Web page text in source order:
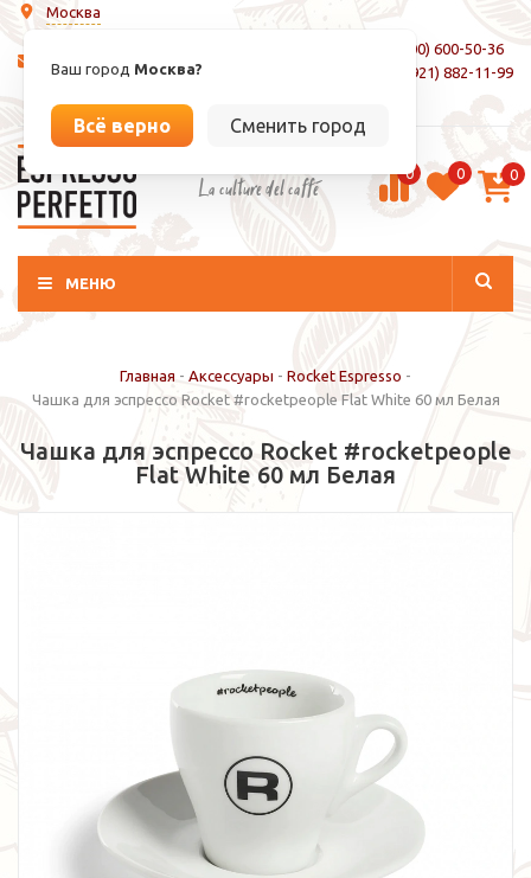
Москва
Ваш город Москва?
Всё верно Сменить город
info@espressoperfetto.ru
8 (800) 600-50-36
+7 (921) 882-11-99
La culture del caffé 0 0 0
МЕНЮ
Главная - Аксессуары - Rocket Espresso -
Чашка для эспрессо Rocket #rocketpeople Flat White 60 мл Белая
Чашка для эспрессо Rocket #rocketpeople
Flat White 60 мл Белая